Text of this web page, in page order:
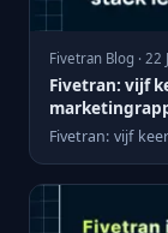
Fivetran Blog · 22
Fivetran: vijf
Fivetran: vijf